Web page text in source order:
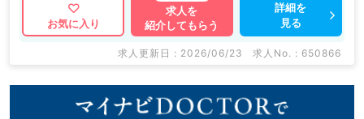
お気に入り
求人を
紹介してもらう
詳細を
見る
求人更新日 : 2026/06/23 求人No. : 650866